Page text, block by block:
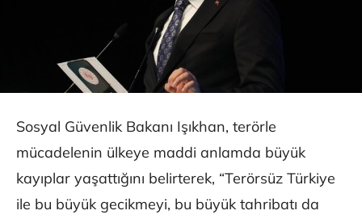
Sosyal Güvenlik Bakanı Işıkhan, terörle
mücadelenin ülkeye maddi anlamda büyük
kayıplar yaşattığını belirterek, “Terörsüz Türkiye
ile bu büyük gecikmeyi, bu büyük tahribatı da